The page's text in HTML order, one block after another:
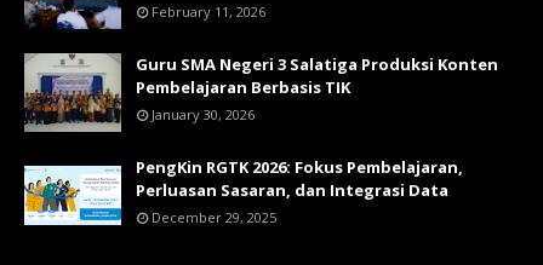
February 11, 2026
Guru SMA Negeri 3 Salatiga Produksi Konten
Pembelajaran Berbasis TIK
January 30, 2026
PengKin RGTK 2026: Fokus Pembelajaran,
Perluasan Sasaran, dan Integrasi Data
December 29, 2025